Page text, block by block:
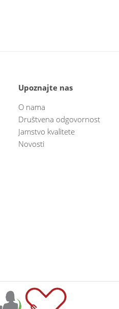
Upoznajte nas
O nama
Društvena odgovornost
Jamstvo kvalitete
Novosti